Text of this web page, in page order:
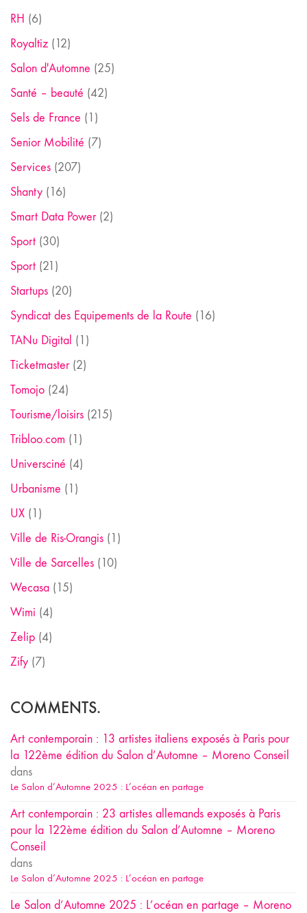
RH (6)
Royaltiz (12)
Salon d'Automne (25)
Santé – beauté (42)
Sels de France (1)
Senior Mobilité (7)
Services (207)
Shanty (16)
Smart Data Power(2)
Sport (30)
Sport (21)
Startups (20)
Syndicat des Equipements de la Route (16)
TANu Digital (1)
Ticketmaster(2)
Tomojo (24)
Tourisme/loisirs (215)
Tribloo.com (1)
Universciné (4)
Urbanisme (1)
UX (1)
Ville de Ris-Orangis (1)
Ville de Sarcelles (10)
Wecasa (15)
Wimi (4)
Zelip (4)
Zify (7)
COMMENTS.
Art contemporain : 13 artistes italiens exposés à Paris pour
la 122ème édition du Salon d’Automne – Moreno Conseil
dans
Le Salon d’Automne 2025 : L’océan en partage
Art contemporain : 23 artistes allemands exposés à Paris
pour la 122ème édition du Salon d’Automne – Moreno
Conseil
dans
Le Salon d’Automne 2025 : L’océan en partage
Le Salon d’Automne 2025 : L’océan en partage – Moreno